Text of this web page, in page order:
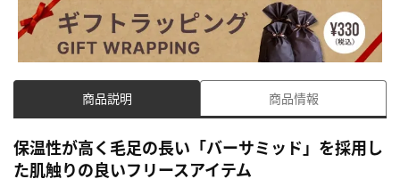
商品説明 商品情報
保温性が高く毛足の長い「バーサミッド」を採用し
た肌触りの良いフリースアイテム